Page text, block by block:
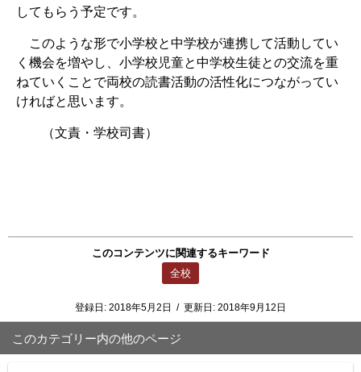
してもらう予定です。
このような形で小学校と中学校が連携して活動してい
く機会を増やし、小学校児童と中学校生徒との交流を重
ねていくことで両校の読書活動の活性化につながってい
ければと思います。
（文責・学校司書）
このコンテンツに関連するキーワード
全校
登録日: 2018年5月2日 / 更新日: 2018年9月12日
このカテゴリー内の他のページ